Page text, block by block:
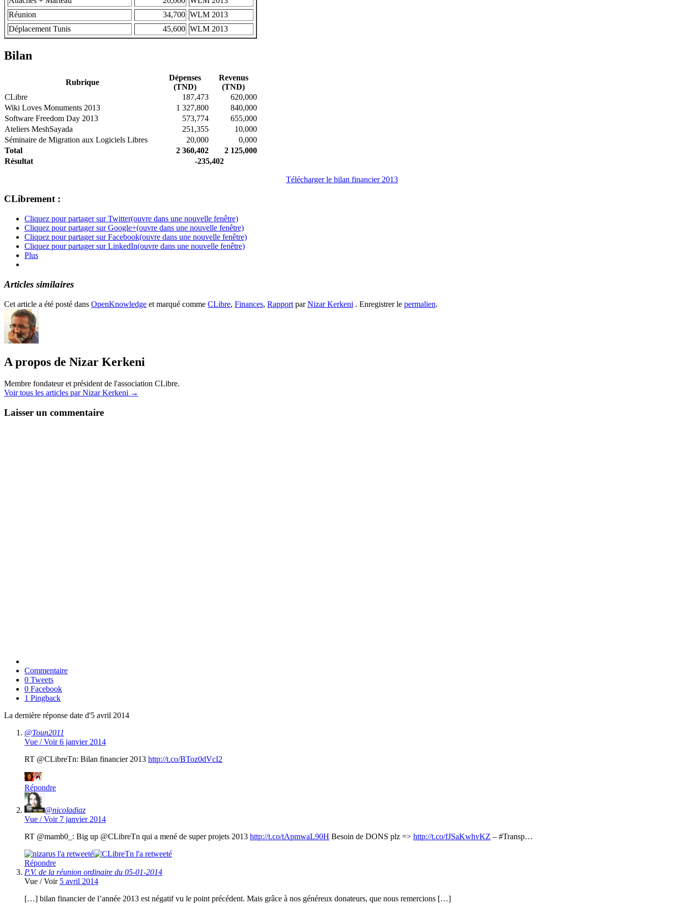
Réunion
34,700 WLM 2013
Déplacement Tunis
45,600 WLM 2013
Bilan
Rubrique
Dépenses
(TND)
Revenus
(TND)
CLibre
187,473
620,000
Wiki Loves Monuments 2013
1 327,800
840,000
Software Freedom Day 2013
573,774
655,000
Ateliers MeshSayada
251,355
10,000
Séminaire de Migration aux Logiciels Libres
20,000
0,000
Total
2 360,402
2 125,000
Résultat
-235,402
Télécharger le bilan financier 2013
CLibrement :
Cliquez pour partager sur Twitter(ouvre dans une nouvelle fenêtre)
Cliquez pour partager sur Google+(ouvre dans une nouvelle fenêtre)
Cliquez pour partager sur Facebook(ouvre dans une nouvelle fenêtre)
Cliquez pour partager sur LinkedIn(ouvre dans une nouvelle fenêtre)
Plus
Articles similaires
Cet article a été posté dans OpenKnowledge et marqué comme CLibre, Finances, Rapport parNizar Kerkeni . Enregistrer le permalien.
A propos de Nizar Kerkeni
Membre fondateur et président de l'association CLibre.
Voir tous les articles par Nizar Kerkeni →
Laisser un commentaire
Commentaire
0 Tweets
0 Facebook
1 Pingback
La dernière réponse date d'5 avril 2014
@Toun2011
Vue / Voir 6 janvier 2014
RT @CLibreTn: Bilan financier 2013 http://t.co/BToz0dVcI2
Répondre
@nicoladiaz
Vue / Voir 7 janvier 2014
RT @mamb0_: Big up @CLibreTn qui a mené de super projets 2013 http://t.co/tApmwaL90H Besoin de DONS plz => http://t.co/fJSaKwhvKZ – #Transp…
Répondre
P.V. de la réunion ordinaire du 05-01-2014
Vue / Voir 5 avril 2014
[…] bilan financier de l’année 2013 est négatif vu le point précédent. Mais grâce à nos généreux donateurs, que nous remercions […]